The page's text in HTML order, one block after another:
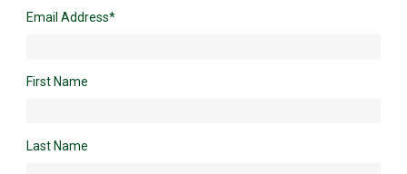
Email Address*
First Name
Last Name